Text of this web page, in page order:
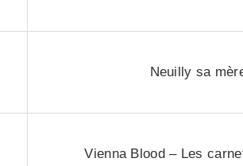
Neuilly sa
Vienna Blood – Les